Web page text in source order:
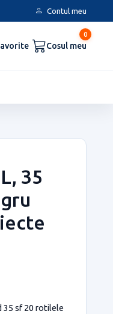
Contul meu
0
Cosul meu
35
35 sf 20 rotilele